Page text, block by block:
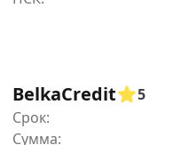
BelkaCredit
5
Срок:
Сумма: